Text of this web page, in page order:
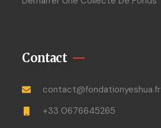
Contact
contact@fondationyeshua.fr
+33 0676645265